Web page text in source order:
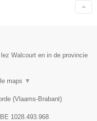
Walcourt en in de provincie
maps ▼
(Vlaams-Brabant)
BE 1028.493.968